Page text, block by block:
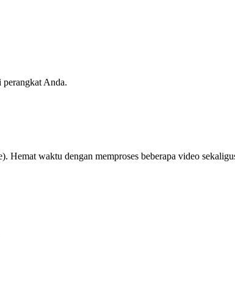
perangkat Anda.
waktu dengan memproses beberapa video